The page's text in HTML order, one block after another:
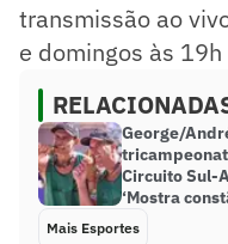
transmissão ao
e domingos às
George/
Circuito Sul-
‘Mostra
Mais Esportes